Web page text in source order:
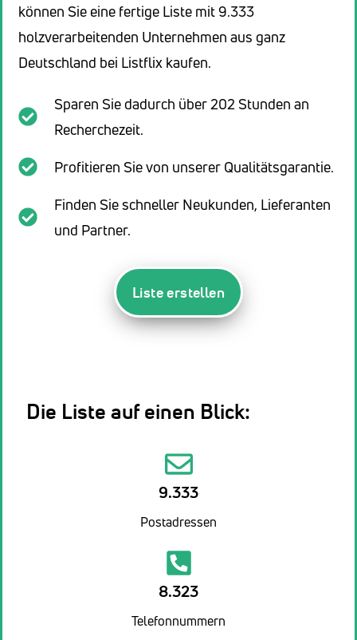
können Sie eine fertige Liste mit 9.333
holzverarbeitenden Unternehmen aus ganz
Deutschland bei Listflix kaufen.
Sparen Sie dadurch über 202 Stunden an
Recherchezeit.
Profitieren Sie von unserer Qualitätsgarantie.
Finden Sie schneller Neukunden, Lieferanten
und Partner.
Liste erstellen
Die Liste auf einen Blick:
9.333
Postadressen
8.323
Telefonnummern